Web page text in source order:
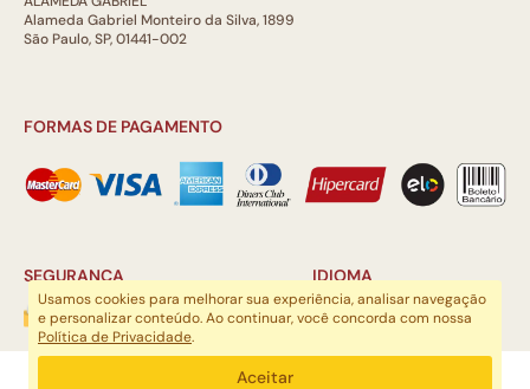
Alameda Gabriel Monteiro da Silva, 1899
São Paulo, SP, 01441-002
FORMAS DE PAGAMENTO
SEGURANÇA IDIOMA
ARTSOUL COMUNICAÇÃO DIGITAL LTDA | CNPJ: 29.752.781/0001-52
Usamos cookies para melhorar sua experiência, analisar navegação
e personalizar conteúdo. Ao continuar, você concorda com nossa
Política de Privacidade.
Aceitar